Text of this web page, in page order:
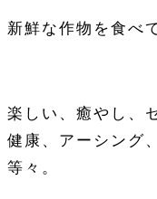
新鮮な作物を食べ
楽しい、癒やし、
健康、アーシング
等々。